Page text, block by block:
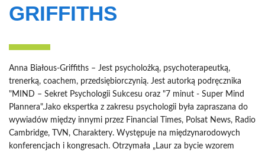
GRIFFITHS
Anna Białous-Griffiths – Jest psycholożką, psychoterapeutką,
trenerką, coachem, przedsiębiorczynią. Jest autorką podręcznika
"MIND – Sekret Psychologii Sukcesu oraz "7 minut - Super Mind
Plannera".Jako ekspertka z zakresu psychologii była zapraszana do
wywiadów między innymi przez Financial Times, Polsat News, Radio
Cambridge, TVN, Charaktery. Występuje na międzynarodowych
konferencjach i kongresach. Otrzymała „Laur za bycie wzorem